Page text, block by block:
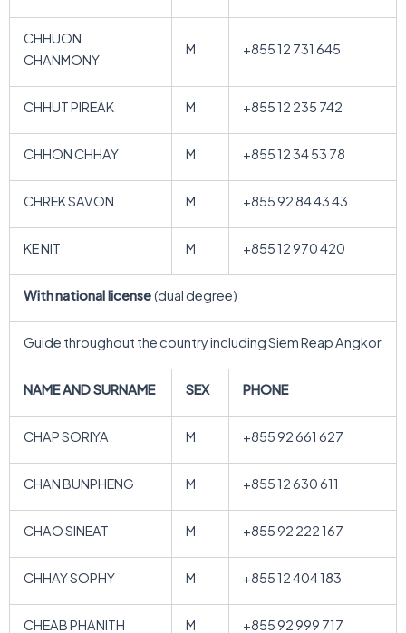
CHHUON
CHANMONY
M +855 12 731 645
CHHUT PIREAK M +855 12 235 742
CHHON CHHAY M +855 12 34 53 78
CHREK SAVON M +855 92 84 43 43
KE NIT M +855 12 970 420
Withnational license(dual degree)
Guide throughout the country including Siem Reap Angkor
NAME AND SURNAME SEX PHONE
CHAP SORIYA M +855 92 661 627
CHAN BUNPHENG M +855 12 630 611
CHAO SINEAT M +855 92 222 167
CHHAY SOPHY M +855 12 404 183
CHEAB PHANITH M +855 92 999 717